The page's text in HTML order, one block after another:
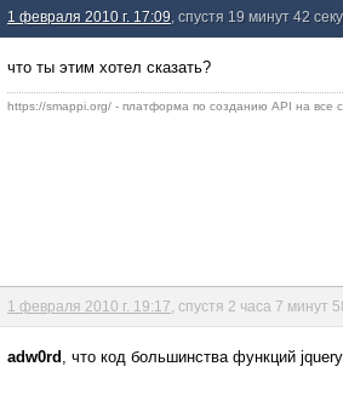
1 февраля 2010 г. 17:09 , спустя 19 минут 42
что ты этим хотел сказать?
https://smappi.org/ - платформа по созданию API на все
1 февраля 2010 г. 19:17 , спустя 2 часа 7 минут
adw0rd , что код большинства функций